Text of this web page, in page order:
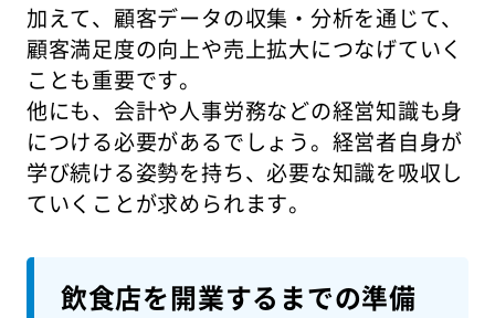
加えて、顧客データの収集・分析を通じて、
顧客満足度の向上や売上拡大につなげていく
ことも重要です。
他にも、会計や人事労務などの経営知識も身
につける必要があるでしょう。経営者自身が
学び続ける姿勢を持ち、必要な知識を吸収し
ていくことが求められます。
飲食店を開業するまでの準備